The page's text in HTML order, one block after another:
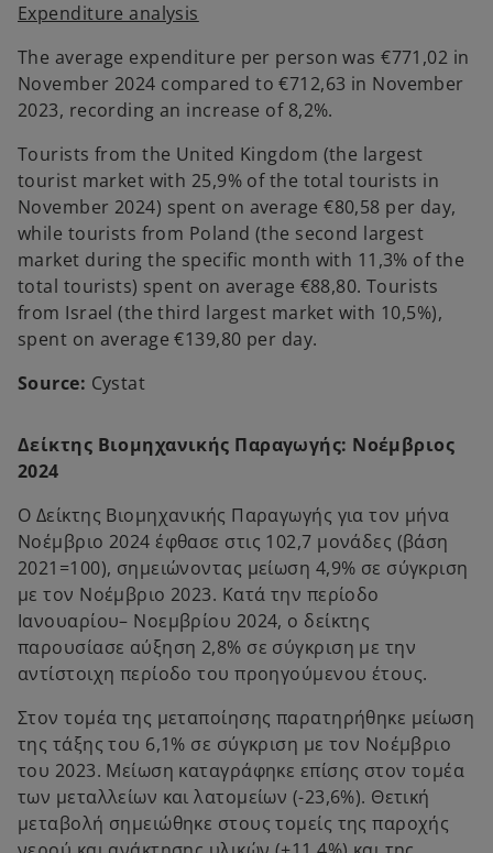
Expenditure analysis
The average expenditure per person was €771,02 in
November 2024 compared to €712,63 in November
2023, recording an increase of 8,2%.
Tourists from the United Kingdom (the largest
tourist market with 25,9% of the total tourists in
November 2024) spent on average €80,58 per day,
while tourists from Poland (the second largest
market during the specific month with 11,3% of the
total tourists) spent on average €88,80. Tourists
from Israel (the third largest market with 10,5%),
spent on average €139,80 per day.
Source: Cystat
Δείκτης Βιομηχανικής Παραγωγής: Νοέμβριος
2024
Ο Δείκτης Βιομηχανικής Παραγωγής για τον μήνα
Νοέμβριο 2024 έφθασε στις 102,7 μονάδες (βάση
2021=100), σημειώνοντας μείωση 4,9% σε σύγκριση
με τον Νοέμβριο 2023. Κατά την περίοδο
Ιανουαρίου– Νοεμβρίου 2024, ο δείκτης
παρουσίασε αύξηση 2,8% σε σύγκριση με την
αντίστοιχη περίοδο του προηγούμενου έτους.
Στον τομέα της μεταποίησης παρατηρήθηκε μείωση
της τάξης του 6,1% σε σύγκριση με τον Νοέμβριο
του 2023. Μείωση καταγράφηκε επίσης στον τομέα
των μεταλλείων και λατομείων (-23,6%). Θετική
μεταβολή σημειώθηκε στους τομείς της παροχής